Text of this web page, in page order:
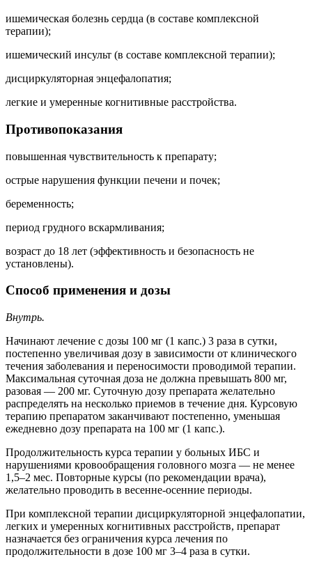
ишемическая болезнь сердца (в составе комплексной
терапии);
ишемический инсульт (в составе комплексной терапии);
дисциркуляторная энцефалопатия;
легкие и умеренные когнитивные расстройства.
Противопоказания
повышенная чувствительность к препарату;
острые нарушения функции печени и почек;
беременность;
период грудного вскармливания;
возраст до 18 лет (эффективность и безопасность не
установлены).
Способ применения и дозы
Внутрь.
Начинают лечение с дозы 100 мг (1 капс.) 3 раза в сутки,
постепенно увеличивая дозу в зависимости от клинического
течения заболевания и переносимости проводимой терапии.
Максимальная суточная доза не должна превышать 800 мг,
разовая — 200 мг. Суточную дозу препарата желательно
распределять на несколько приемов в течение дня. Курсовую
терапию препаратом заканчивают постепенно, уменьшая
ежедневно дозу препарата на 100 мг (1 капс.).
Продолжительность курса терапии у больных ИБС и
нарушениями кровообращения головного мозга — не менее
1,5–2 мес. Повторные курсы (по рекомендации врача),
желательно проводить в весенне-осенние периоды.
При комплексной терапии дисциркуляторной энцефалопатии,
легких и умеренных когнитивных расстройств, препарат
назначается без ограничения курса лечения по
продолжительности в дозе 100 мг 3–4 раза в сутки.